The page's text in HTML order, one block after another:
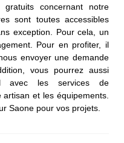
concernant notre
sont toutes accessibles
exception. Pour cela, un
Pour en profiter, il
envoyer une demande
vous pourrez aussi
avec les services de
et les équipements.
Saone pour vos projets.